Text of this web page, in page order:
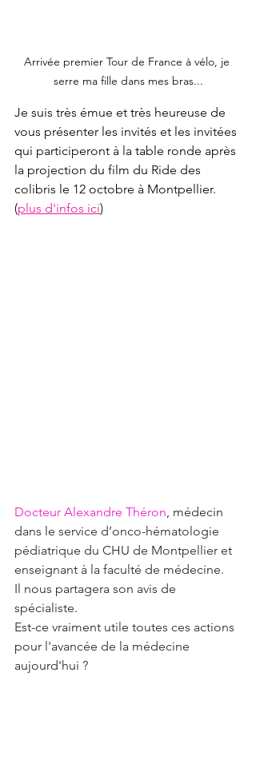
Arrivée premier Tour de France à vélo, je
serre ma fille dans mes bras...
Je suis très émue et très heureuse de
vous présenter les invités et les invitées
qui participeront à la table ronde après
la projection du film du Ride des
colibris le 12 octobre à Montpellier.
(plus d'infos ici)
Docteur Alexandre Théron médecin
dans le service d’onco-hématologie
pédiatrique du CHU de Montpellier et
enseignant à la faculté de médecine.
Il nous partagera son avis de
spécialiste.
Est-ce vraiment utile toutes ces actions
pour l'avancée de la médecine
aujourd'hui ?